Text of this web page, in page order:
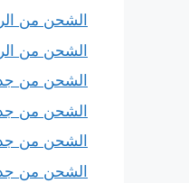
الشحن من
الشحن من
الشحن من
الشحن من
الشحن من
الشحن من